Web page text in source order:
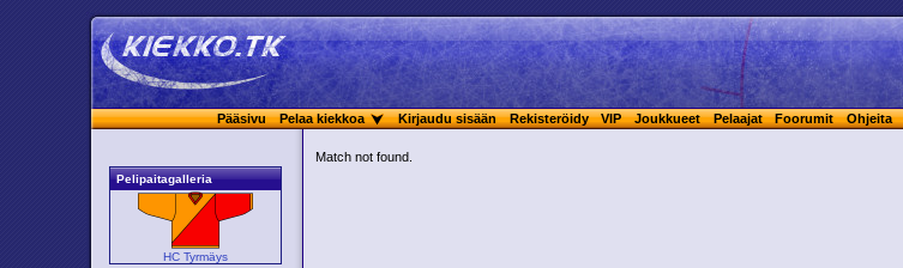
Pääsivu Pelaa kiekkoa Kirjaudu sisään Rekisteröidy VIP Joukkueet Pelaajat Foorumit Ohjeita
Pelipaitagalleria
HC Tyrmäys
Match not found.